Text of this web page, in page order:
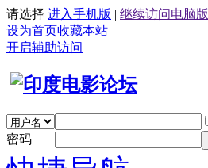
请选择 进入手机版 | 继续访问电脑版
设为首页收藏本站
开启辅助访问
密码